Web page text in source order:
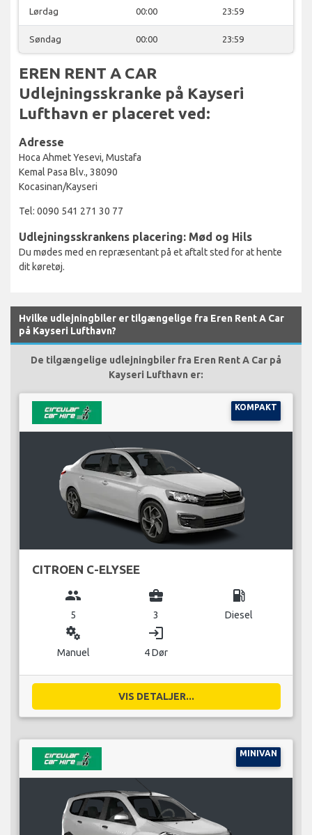
Lørdag 00:00 23:59
Søndag 00:00 23:59
EREN RENT A CAR
Udlejningsskranke på Kayseri
Lufthavn er placeret ved:
Adresse
Hoca Ahmet Yesevi, Mustafa
Kemal Pasa Blv., 38090
Kocasinan/Kayseri
Tel: 0090 541 271 30 77
Udlejningsskrankens placering: Mød og Hils
Du mødes med en repræsentant på et aftalt sted for at hente
dit køretøj.
Hvilke udlejningbiler er tilgængelige fra Eren Rent A Car
på Kayseri Lufthavn?
De tilgængelige udlejningbiler fra Eren Rent A Car på
Kayseri Lufthavn er:
KOMPAKT
CITROEN C-ELYSEE
group
5
business_center
3
local_gas_station
Diesel
miscellaneous_services
Manuel
login
4 Dør
VIS DETALJER...
MINIVAN